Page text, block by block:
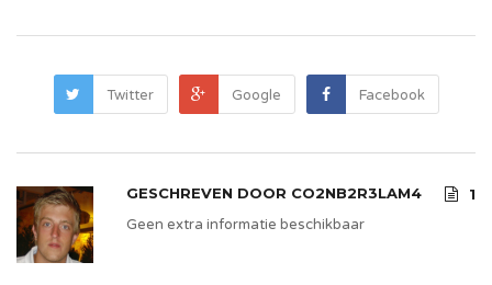
Twitter Google Facebook
GESCHREVEN DOOR CO2NB2R3LAM4
1
Geen extra informatie beschikbaar